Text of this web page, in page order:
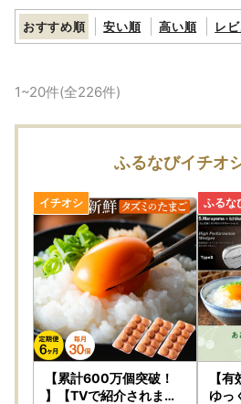
おすすめ順 安い順 高い順 レ
1~20件(全226件)
ふるなびイチオ
【累計600万個突破！
】【TVで紹介されまし
【
ゆっ